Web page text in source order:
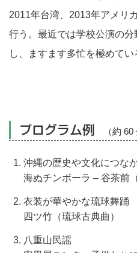
2011年台湾、2013年アメリ
行う。最近では学校公演の
し、ますます多忙を極めてい
プログラム例 （約 60
沖縄の歴史や文化につな
海ぬチンボーラ – 谷茶前
衣装が華やかな琉球舞踊
四ツ竹（琉球古典曲）
八重山民謡